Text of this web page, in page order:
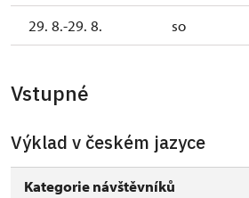
29. 8.-29. 8. so
Vstupné
Výklad v českém jazyce
Kategorie návštěvníků